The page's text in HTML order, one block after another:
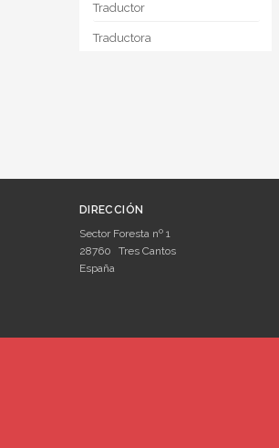
Traductor
Traductora
DIRECCIÓN
Sector Foresta nº 1
28760
Tres Cantos
España